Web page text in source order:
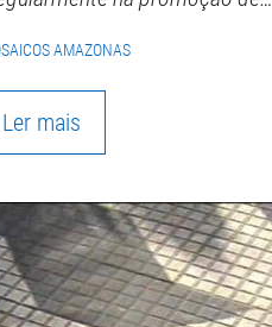
AMAZONAS
Ler mais